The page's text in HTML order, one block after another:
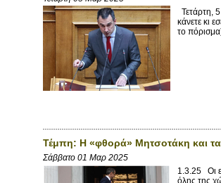
Τετάρτη,
κάνετε κι
το
Τέμπη: Η «φθορά» Μητσοτάκη και τα
Σάββατο 01 Μαρ 2025
1.3.25 Oι
όλης της